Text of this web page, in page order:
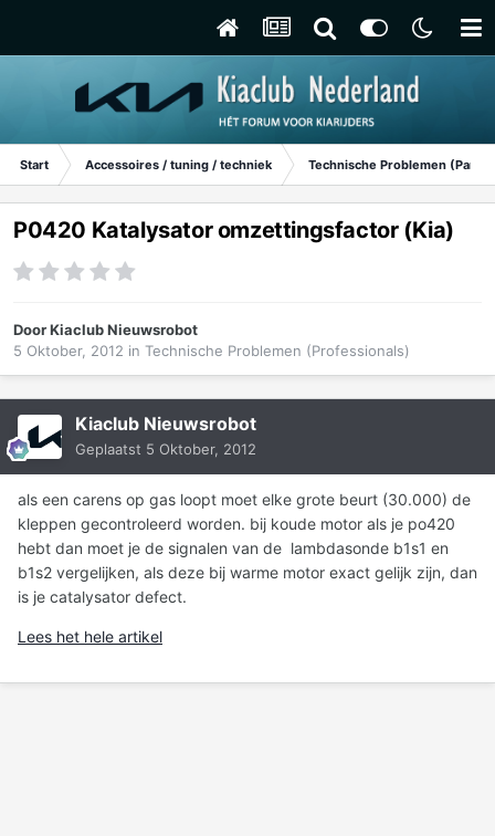
Start Accessoires / tuning / techniek Technische Problemen
P0420 Katalysator omzettingsfactor (Kia)
DoorKiaclub Nieuwsrobot
5 Oktober, 2012 in Technische Problemen (Professionals)
Kiaclub Nieuwsrobot
Geplaatst 5 Oktober, 2012
als een carens op gas loopt moet elke grote beurt (30.000) de
kleppen gecontroleerd worden. bij koude motor als je po420
hebt dan moet je de signalen van de lambdasonde b1s1 en
b1s2 vergelijken, als deze bij warme motor exact gelijk zijn, dan
is je catalysator defect.
Lees het hele artikel